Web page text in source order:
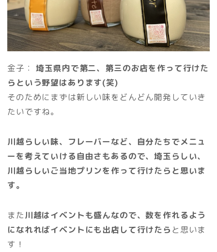
金子：埼玉県内で第二、第三のお店を作って行けた
らという野望はあります(笑)
そのためにまずは新しい味をどんどん開発していき
たいですね。
川越らしい味、フレーバーなど、自分たちでメニュ
ーを考えていける自由さもあるので、埼玉らしい、
川越らしいご当地プリンを作って行けたらと思いま
す。
また川越はイベントも盛んなので、数を作れるよう
になれればイベントにも出店して行けたら と思いま
す！